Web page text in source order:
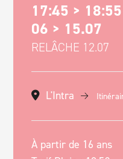
17:45 > 18:55
06 > 15.07
RELÂCHE 12.07
L'Intra
À partir de 16 ans